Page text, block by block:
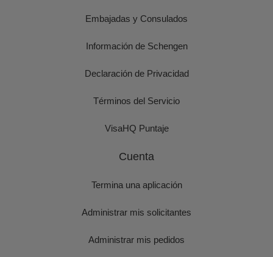
Embajadas y Consulados
Información de Schengen
Declaración de Privacidad
Términos del Servicio
VisaHQ Puntaje
Cuenta
Termina una aplicación
Administrar mis solicitantes
Administrar mis pedidos